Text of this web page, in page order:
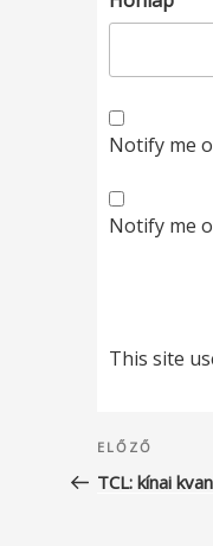
Notify me
Notify me
This site
Bejegyzés
Korábbi
bejegyzés
ELŐZŐ
TCL: kínai